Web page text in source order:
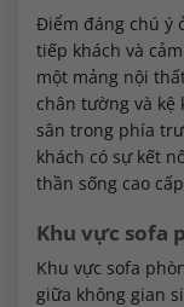
Điểm đáng chú ý
tiếp khách và
một mảng nội
chân tường và
sân trong phía
khách có sự kết
thần sống cao
Khu vực sofa
Khu vực sofa
giữa không gian